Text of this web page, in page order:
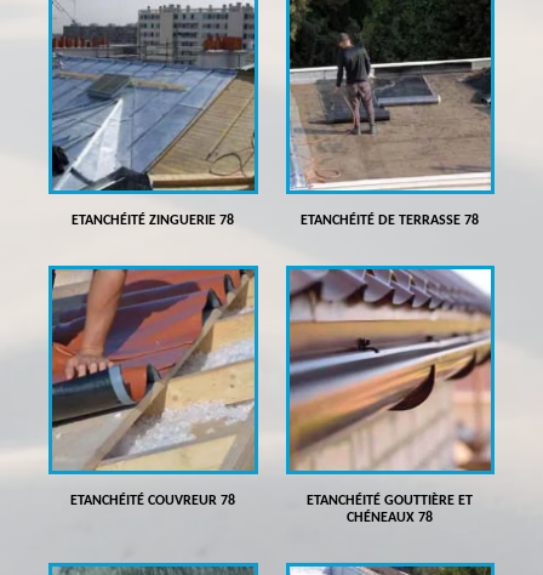
ETANCHÉITÉ ZINGUERIE 78 ETANCHÉITÉ DE TERRASSE 78
ETANCHÉITÉ COUVREUR 78
ETANCHÉITÉ GOUTTIÈRE ET
CHÉNEAUX 78